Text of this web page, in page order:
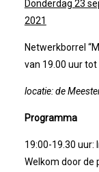
Donderdag 23
2021
Netwerkborrel
van 19.00 uur tot
locatie: de
Programma
19:00-19.30 uur:
Welkom door de